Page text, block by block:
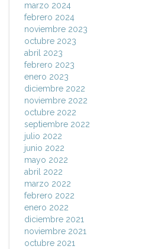
marzo 2024
febrero 2024
noviembre 2023
octubre 2023
abril 2023
febrero 2023
enero 2023
diciembre 2022
noviembre 2022
octubre 2022
septiembre 2022
julio 2022
junio 2022
mayo 2022
abril 2022
marzo 2022
febrero 2022
enero 2022
diciembre 2021
noviembre 2021
octubre 2021